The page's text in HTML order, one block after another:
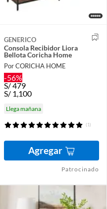
GENERICO
Consola Recibidor Liora
Bellota Coricha Home
Por CORICHA HOME
-56%
S/479
S/ 1,100
Llega mañana
(1)
Agregar
Patrocinado